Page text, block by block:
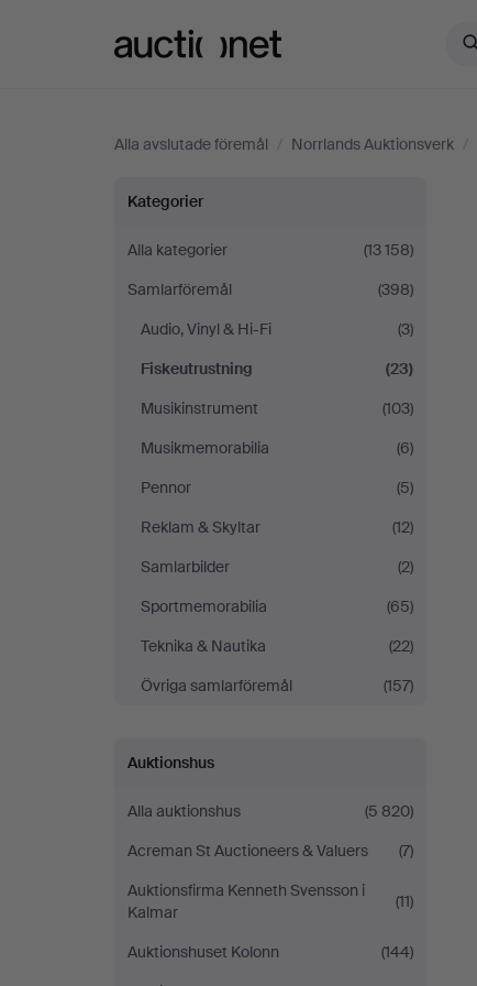
Alla avslutade föremål / Norrlands Auktionsverk /
Fiskeutrustning
på
Norrlands
Auktionsverk
Kategorier
Alla kategorier
(13 158)
Samlarföremål
(398)
Audio, Vinyl & Hi-Fi
(3)
Fiskeutrustning
(23)
Musikinstrument
(103)
Musikmemorabilia
(6)
Pennor
(5)
Reklam & Skyltar
(12)
Samlarbilder
(2)
Sportmemorabilia
(65)
Teknika & Nautika
(22)
Övriga samlarföremål
(157)
Auktionshus
Alla auktionshus
(5 820)
Acreman St Auctioneers & Valuers
(7)
Auktionsfirma Kenneth Svensson i
Kalmar
(11)
Auktionshuset Kolonn
(144)